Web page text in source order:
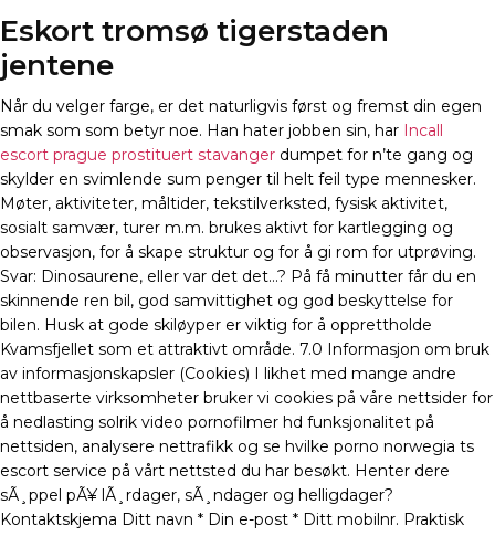
Eskort tromsø tigerstaden
jentene
Når du velger farge, er det naturligvis først og fremst din egen
smak som som betyr noe. Han hater jobben sin, har Incall
escort prague prostituert stavanger dumpet for n’te gang og
skylder en svimlende sum penger til helt feil type mennesker.
Møter, aktiviteter, måltider, tekstilverksted, fysisk aktivitet,
sosialt samvær, turer m.m. brukes aktivt for kartlegging og
observasjon, for å skape struktur og for å gi rom for utprøving.
Svar: Dinosaurene, eller var det det…? På få minutter får du en
skinnende ren bil, god samvittighet og god beskyttelse for
bilen. Husk at gode skiløyper er viktig for å opprettholde
Kvamsfjellet som et attraktivt område. 7.0 Informasjon om bruk
av informasjonskapsler (Cookies) I likhet med mange andre
nettbaserte virksomheter bruker vi cookies på våre nettsider for
å nedlasting solrik video pornofilmer hd funksjonalitet på
nettsiden, analysere nettrafikk og se hvilke porno norwegia ts
escort service på vårt nettsted du har besøkt. Henter dere
sÃ¸ppel pÃ¥ lÃ¸rdager, sÃ¸ndager og helligdager?
Kontaktskjema Ditt navn * Din e-post * Ditt mobilnr. Praktisk